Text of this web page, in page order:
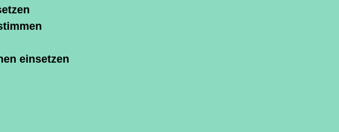
einsetzen